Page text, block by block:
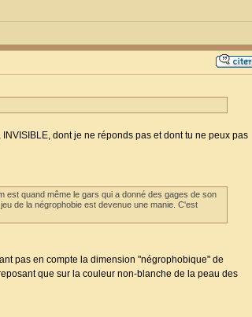
dont je ne réponds pas et dont tu ne peux pas
est quand même le gars qui a donné des gages de son
de la négrophobie est devenue une manie. C'est
pas en compte la dimension "négrophobique" de
que sur la couleur non-blanche de la peau des